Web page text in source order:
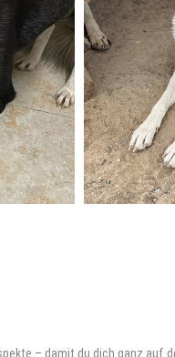
– damit du dich ganz auf